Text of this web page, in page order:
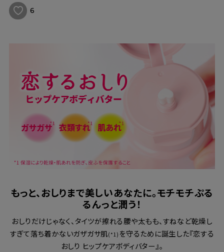
6
もっと、おしりまで美しいあなたに。モチモチぷる
るんっと潤う！
おしりだけじゃなく、タイツが擦れる腰や太もも、すねなど乾燥し
すぎて落ち着かないガザガサ肌(*1) を守るために誕生した『恋する
おしり ヒップケアボディバター』。